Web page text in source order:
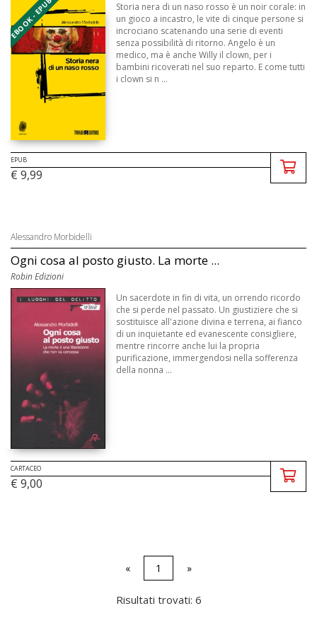
EBOOK - EPUB
Storia nera di un naso rosso è un noir corale: in
un gioco a incastro, le vite di cinque persone si
incrociano scatenando una serie di eventi
senza possibilità di ritorno. Angelo è un
medico, ma è anche Willy il clown, per i
bambini ricoverati nel suo reparto. E come tutti
i clown si n ...
EPUB
€ 9,99
Alessandro Morbidelli
Ogni cosa al posto giusto. La morte ...
Robin Edizioni
Un sacerdote in fin di vita, un orrendo ricordo
che si perde nel passato. Un giustiziere che si
sostituisce all'azione divina e terrena, ai fianco
di un inquietante ed evanescente consigliere,
mentre rincorre anche lui la propria
purificazione, immergendosi nella sofferenza
della nonna ...
CARTACEO
€ 9,00
« 1 »
Risultati trovati: 6